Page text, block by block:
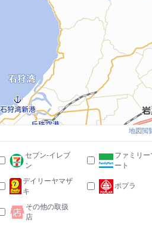
地図閲
セブン-イレブ
ン
ファミリー
ート
デイリーヤマザ
キ
ポプラ
その他の取扱
店